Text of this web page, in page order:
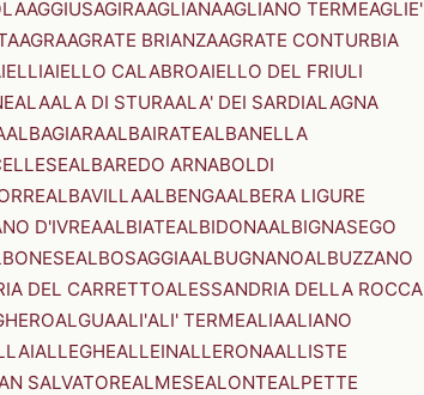
AGGIUSAGIRAAGLIANAAGLIANO TERMEAGLIE'
AGRAAGRATE BRIANZAAGRATE CONTURBIA
AIELLO CALABROAIELLO DEL FRIULI
ALAALA DI STURAALA' DEI SARDIALAGNA
ALBAGIARAALBAIRATEALBANELLA
ALBAREDO ARNABOLDI
ALBAVILLAALBENGAALBERA LIGURE
D'IVREAALBIATEALBIDONAALBIGNASEGO
ALBOSAGGIAALBUGNANOALBUZZANO
DEL CARRETTOALESSANDRIA DELLA ROCCA
ALGUAALI'ALI' TERMEALIAALIANO
ALLEGHEALLEINALLERONAALLISTE
SALVATOREALMESEALONTEALPETTE